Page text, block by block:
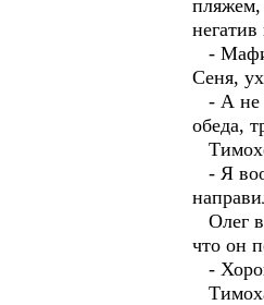
пляжем,
-
Сеня,
- А не
обеда,
- Я
Олег в
что он
-